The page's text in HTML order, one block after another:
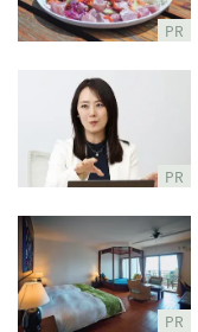
PR
PR
PR